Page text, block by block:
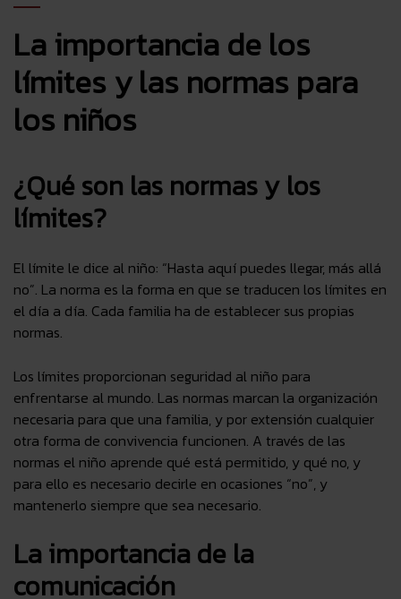
La importancia de los
límites y las normas para
los niños
¿Qué son las normas y los
límites?
El límite le dice al niño: “Hasta aquí puedes llegar, más allá
no”. La norma es la forma en que se traducen los límites en
el día a día. Cada familia ha de establecer sus propias
normas.
Los límites proporcionan seguridad al niño para
enfrentarse al mundo. Las normas marcan la organización
necesaria para que una familia, y por extensión cualquier
otra forma de convivencia funcionen. A través de las
normas el niño aprende qué está permitido, y qué no, y
para ello es necesario decirle en ocasiones “no”, y
mantenerlo siempre que sea necesario.
La importancia de la
comunicación